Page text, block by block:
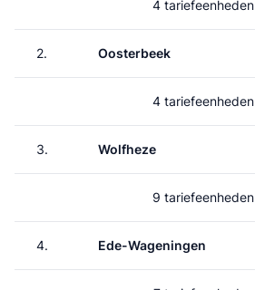
4 tariefeenheden
2. Oosterbeek
4 tariefeenheden
3. Wolfheze
9 tariefeenheden
4. Ede-Wageningen